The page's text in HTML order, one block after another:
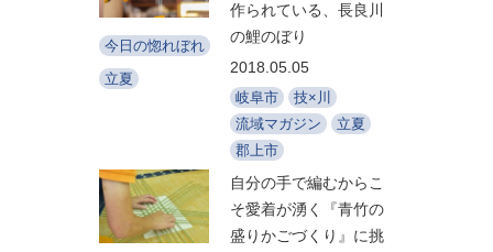
今日の惚れぼれ
立夏
作られている、長良川
の鯉のぼり
2018.05.05
岐阜市
技×川
流域マガジン
立夏
郡上市
自分の手で編むからこ
そ愛着が湧く『青竹の
盛りかごづくり』に挑